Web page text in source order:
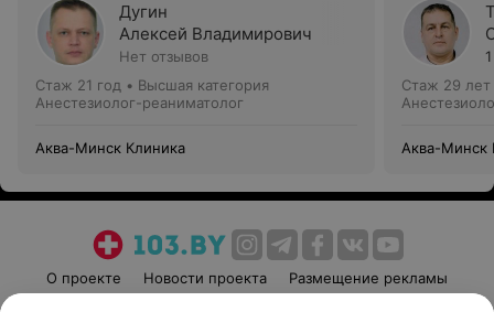
Дугин
Алексей Владимирович
Нет отзывов
Стаж 21 год • Высшая категория
Анестезиолог-реаниматолог
Аква-Минск Клиника
Стаж 29 лет
Аква-Минск
О проекте Новости проекта
Размещение рекламы